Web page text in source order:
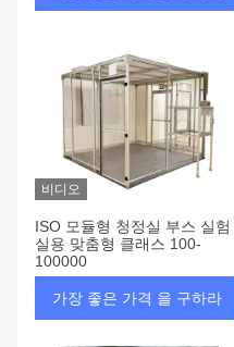
비디오
ISO 모듈형 청정실 부스 실험
실용 맞춤형 클래스 100-
100000
가장 좋은 가격 을 구하라